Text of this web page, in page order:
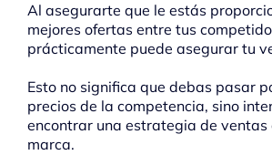
Al asegurarte que le estás
mejores ofertas entre tus
prácticamente puede asegurar tu
Esto no significa que debas pasar
precios de la competencia, sino
encontrar una estrategia de ventas
marca.